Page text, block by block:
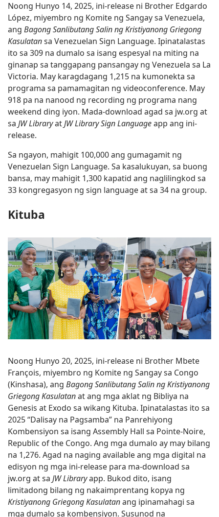
Noong Hunyo 14, 2025, ini-release ni Brother Edgardo
López, miyembro ng Komite ng Sangay sa Venezuela,
ang Bagong Sanlibutang Salin ng Kristiyanong Griegong
Kasulatansa Venezuelan Sign Language. Ipinatalastas
ito sa 309 na dumalo sa isang espesyal na miting na
ginanap sa tanggapang pansangay ng Venezuela sa La
Victoria. May karagdagang 1,215 na kumonekta sa
programa sa pamamagitan ng videoconference. May
918 pa na nanood ng recording ng programa nang
weekend ding iyon. Mada-download agad sa jw.org at
sa JW LibraryatJW Library Sign Languageapp ang ini-
release.
Sa ngayon, mahigit 100,000 ang gumagamit ng
Venezuelan Sign Language. Sa kasalukuyan, sa buong
bansa, may mahigit 1,300 kapatid ang naglilingkod sa
33 kongregasyon ng sign language at sa 34 na group.
Kituba
Noong Hunyo 20, 2025, ini-release ni Brother Mbete
François, miyembro ng Komite ng Sangay sa Congo
(Kinshasa), ang Bagong Sanlibutang Salin ng Kristiyanong
Griegong Kasulatanat ang mga aklat ng Bibliya na
Genesis at Exodo sa wikang Kituba. Ipinatalastas ito sa
2025 “Dalisay na Pagsamba” na Panrehiyong
Kombensiyon sa isang Assembly Hall sa Pointe-Noire,
Republic of the Congo. Ang mga dumalo ay may bilang
na 1,276. Agad na naging available ang mga digital na
edisyon ng mga ini-release para ma-download sa
jw.org at sa JW Libraryapp. Bukod dito, isang
limitadong bilang ng nakaimprentang kopya ng
Kristiyanong Griegong Kasulatanang ipinamahagi sa
mga dumalo sa kombensiyon. Susunod na